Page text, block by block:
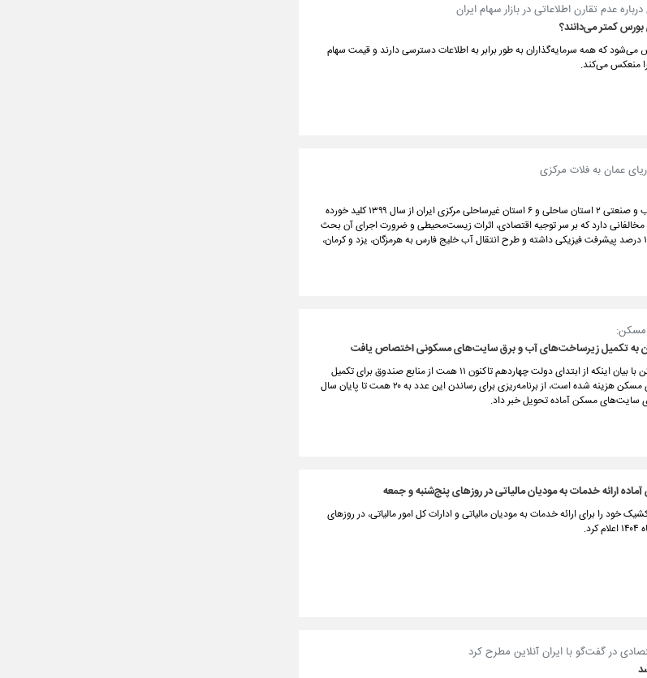
عدم تقارن اطلاعاتی در بازار سهام ایران
کمتر می‌دانند؟
که همه سرمایه‌گذاران به طور برابر به اطلاعات دسترسی دارند و قیمت سهام
منعکس می‌کند.
عمان به فلات مرکزی
طرح عظیم انتقال آب از خلیج فارس و دریای عمان به منظور تأمین آب شرب و صنعتی ۲ استان ساحلی و ۶ استان غیرساحلی مرکزی ایران از سال ۱۳۹۹ کلید خورده
مخالفانی دارد که بر سر توجیه اقتصادی، اثرات زیست‌محیطی و ضرورت اجرای آن بحث
می‌کنند. در حال حاضر انتقال آب از دریای عمان به استان‌های شمال شرق۱۹ درصد پیشرفت فیزیکی داشته و طرح انتقال آب خلیج فارس به هرمزگان، یزد و کرمان،
رئیس هیات‌عامل صندوق ملی مسکن با بیان اینکه از ابتدای دولت چهاردهم تاکنون ۱۱ همت از منابع صندوق برای تکمیل
زیرساخت‌های آب و برق سایت‌های مسکن هزینه شده است، از برنامه‌ریزی برای رساندن این عدد به ۲۰ همت تا پایان سال
سایت‌های مسکن آماده تحویل خبر داد.
ارائه خدمات به مودیان مالیاتی در روزهای پنج‌شنبه و جمعه
را برای ارائه خدمات به مودیان مالیاتی و ادارات کل امور مالیاتی، در روزهای
در گفت‌گو با ایران آنلاین مطرح کرد